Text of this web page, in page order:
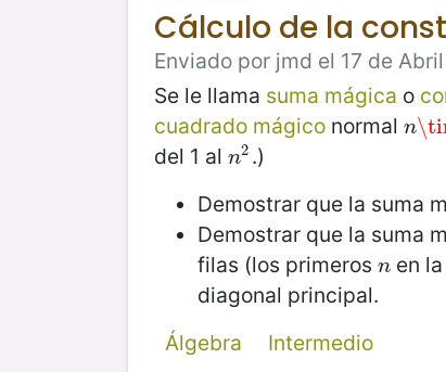
Cálculo de la
Enviado por jmd el 17 de
Se le llama suma mágica o
cuadrado mágico normal n
n
del 1 al n2
n2.)
Demostrar que la suma
Demostrar que la suma
filas (los primeros n
n en
diagonal principal.
Álgebra
Intermedio